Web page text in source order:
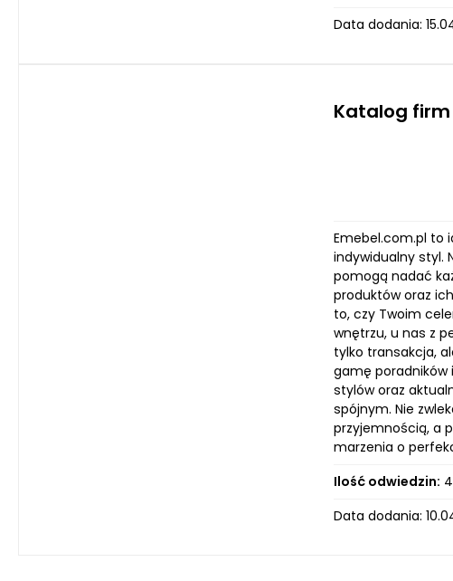
Data dodania:
Katalog
Emebel.com.pl to
indywidualny styl.
pomogą nadać
produktów oraz
to, czy Twoim
wnętrzu, u nas z
tylko transakcja,
gamę poradników
stylów oraz
spójnym. Nie
przyjemnością, a
marzenia o
Ilość odwiedzin:
Data dodania: